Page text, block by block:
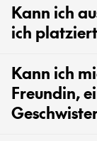
Kann ich
ich
Kann ich
Freundin,